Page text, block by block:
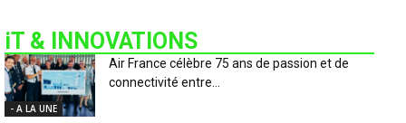
iT & INNOVATIONS
- A LA UNE
Air France célèbre 75 ans de passion et de
connectivité entre...